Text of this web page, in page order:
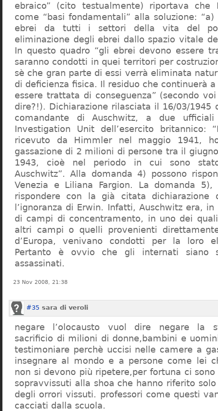
ebraico” (cito testualmente) riportava che
come “basi fondamentali” alla soluzione:
ebrei da tutti i settori della vita del
eliminazione degli ebrei dallo spazio vitale
In questo quadro “gli ebrei devono essere
saranno condotti in quei territori per
sè che gran parte di essi verrà eliminata
di deficienza fisica. Il residuo che continuerà
essere trattata di conseguenza” (secondo
dire?!). Dichiarazione rilasciata il 16/03/1945
comandante di Auschwitz, a due
Investigation Unit dell’esercito britannico:
ricevuto da Himmler nel maggio 1941,
gassazione di 2 milioni di persone tra il
1943, cioè nel periodo in cui sono
Auschwitz”. Alla domanda 4) possono
Venezia e Liliana Fargion. La domanda
rispondere con la già citata dichiarazione
l’ignoranza di Erwin. Infatti, Auschwitz era,
di campi di concentramento, in uno dei
altri campi o quelli provenienti
d’Europa, venivano condotti per la loro
Pertanto è ovvio che gli internati siano
assassinati.
23 Nov 2008, 21:38
#35 sara di veroli
negare l’olocausto vuol dire negare la
sacrificio di milioni di donne,bambini e
testimoniare perchè uccisi nelle camere a
insegnare al mondo e a persone come lei
non si devono più ripetere,per fortuna ci
sopravvissuti alla shoa che hanno riferito
degli orrori vissuti. professori come questi
cacciati dalla scuola.